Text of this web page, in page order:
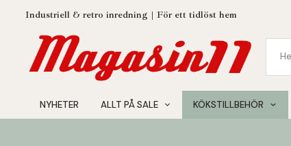
Industriell & retro inredning | För ett tidlöst hem
NYHETER ALLT PÅ SALE KÖKSTILLBEHÖR